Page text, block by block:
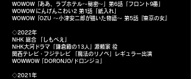
WOWOW「ああ、ラブホテル〜秘密〜」第6話「フロント9番」
WOWOW にんげんこわい2 第1話「紙入れ」
WOWOW「OZU 〜小津安二郎が描いた物語〜 第5話『東京の女』
◇2022年
NHK 総合 「しもべえ」
NHK大河ドラマ「鎌倉殿の13人」源頼家 役
関西テレビ・フジテレビ 「魔法のリノベ」レギュラー出演
WOWWOW「DORONJO/ドロンジョ」
◇2021年